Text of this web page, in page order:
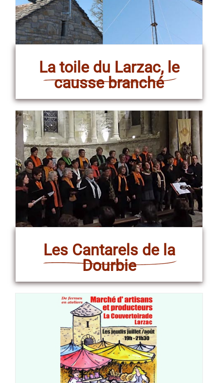
La toile du Larzac, le
causse branché
Les Cantarels de la
Dourbie